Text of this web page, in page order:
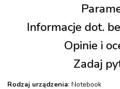
Informacje dot.
Opinie i
Zadaj
Rodzaj urządzenia: Notebook